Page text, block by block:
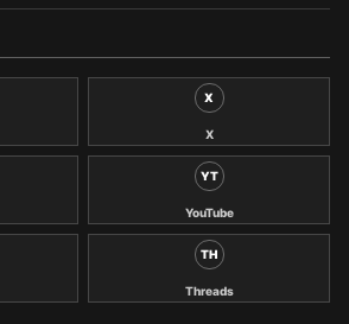
X
X
YT
YouTube
TH
Threads